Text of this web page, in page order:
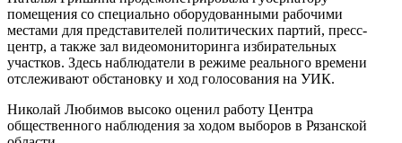
помещения со специально оборудованными рабочими
местами для представителей политических партий, пресс-
центр, а также зал видеомониторинга избирательных
участков. Здесь наблюдатели в режиме реального времени
отслеживают обстановку и ход голосования на УИК.
Николай Любимов высоко оценил работу Центра
общественного наблюдения за ходом выборов в Рязанской